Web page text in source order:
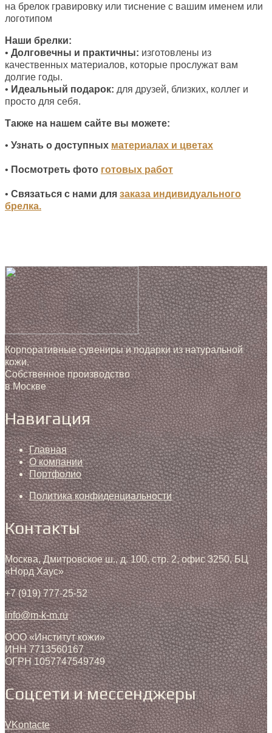
на брелок гравировку или тиснение с вашим именем или
логотипом
Наши брелки:
• Долговечны и практичны: изготовлены из
качественных материалов, которые прослужат вам
долгие годы.
• Идеальный подарок: для друзей, близких, коллег и
просто для себя.
Также на нашем сайте вы можете:
• Узнать о доступных материалах и цветах
• Посмотреть фото готовых работ
• Связаться с нами для заказа индивидуального
брелка.
Корпоративные сувениры и подарки из натуральной
кожи.
Собственное производство
в Москве
Навигация
Главная
О компании
Портфолио
Политика конфиденциальности
Контакты
Москва, Дмитровское ш., д. 100, стр. 2, офис 3250, БЦ
«Норд Хаус»
+7 (919) 777-25-52
info@m-k-m.ru
ООО «Институт кожи»
ИНН 7713560167
ОГРН 1057747549749
Соцсети и мессенджеры
VKontacte